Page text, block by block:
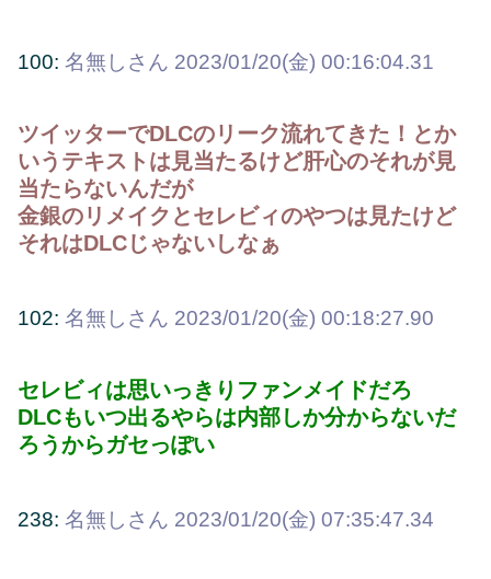
100: 名無しさん 2023/01/20(金) 00:16:04.31
ツイッターでDLCのリーク流れてきた！とか
いうテキストは見当たるけど肝心のそれが見
当たらないんだが
金銀のリメイクとセレビィのやつは見たけど
それはDLCじゃないしなぁ
102: 名無しさん 2023/01/20(金) 00:18:27.90
セレビィは思いっきりファンメイドだろ
DLCもいつ出るやらは内部しか分からないだ
ろうからガセっぽい
238: 名無しさん 2023/01/20(金) 07:35:47.34